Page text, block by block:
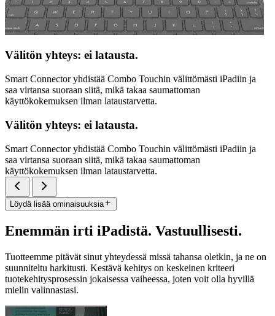
Välitön yhteys: ei latausta.
Smart Connector yhdistää Combo Touchin välittömästi iPadiin ja
saa virtansa suoraan siitä, mikä takaa saumattoman
käyttökokemuksen ilman lataustarvetta.
Välitön yhteys: ei latausta.
Smart Connector yhdistää Combo Touchin välittömästi iPadiin ja
saa virtansa suoraan siitä, mikä takaa saumattoman
käyttökokemuksen ilman lataustarvetta.
Löydä lisää ominaisuuksia
Enemmän irti iPadistä. Vastuullisesti.
Tuotteemme pitävät sinut yhteydessä missä tahansa oletkin, ja ne on
suunniteltu harkitusti. Kestävä kehitys on keskeinen kriteeri
tuotekehitysprosessin jokaisessa vaiheessa, joten voit olla hyvillä
mielin valinnastasi.